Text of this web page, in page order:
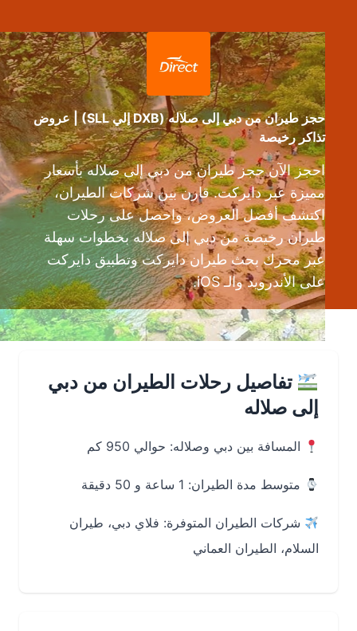
حجز طيران من دبي إلى صلاله (DXB إلي SLL) | عروض
تذاكر رخيصة
احجز الآن حجز طيران من دبي إلى صلاله بأسعار
مميزة عبر دايركت. قارن بين شركات الطيران،
اكتشف أفضل العروض، واحصل على رحلات
طيران رخيصة من دبي إلى صلاله بخطوات سهلة
عبر محرك بحث طيران دايركت وتطبيق دايركت
على الأندرويد والـ iOS.
تفاصيل رحلات الطيران من دبي
إلى صلاله
المسافة بين دبي وصلاله: حوالي 950 كم
متوسط مدة الطيران: 1 ساعة و 50 دقيقة
شركات الطيران المتوفرة: فلاي دبي، طيران
السلام، الطيران العماني